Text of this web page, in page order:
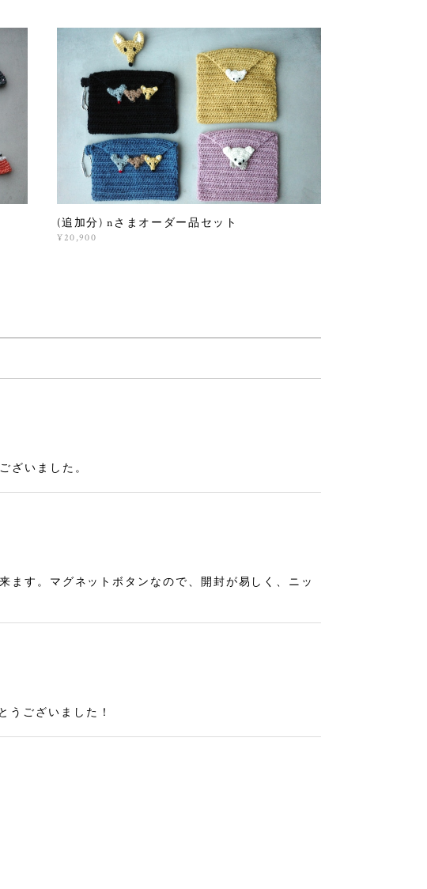
(追加分) nさまオーダー品セット
¥20,900
ざいました。
ます。マグネットボタンなので、開封が易しく、ニッ
ございました！